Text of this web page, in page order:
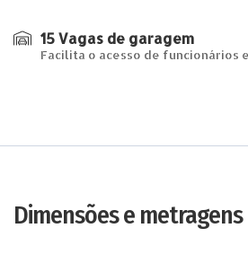
15 Vagas de garagem
Facilita o acesso de funcionários
Dimensões e metragens